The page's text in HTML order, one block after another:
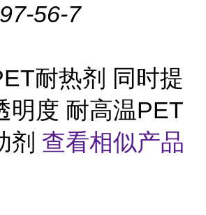
56-7
耐热剂 同时提
明度 耐高温PET
剂 查看相似产品